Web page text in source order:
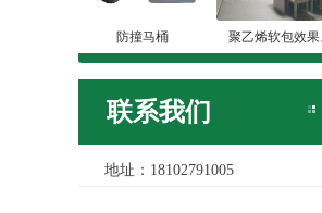
防撞马桶 聚乙烯软包效
联系我们
地址：18102791005